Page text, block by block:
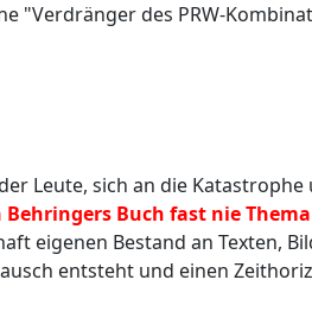
"Verdränger des PRW-
Leute, sich an die Katastrophe
Buch fast nie
eigenen Bestand an Texten,
entsteht und einen